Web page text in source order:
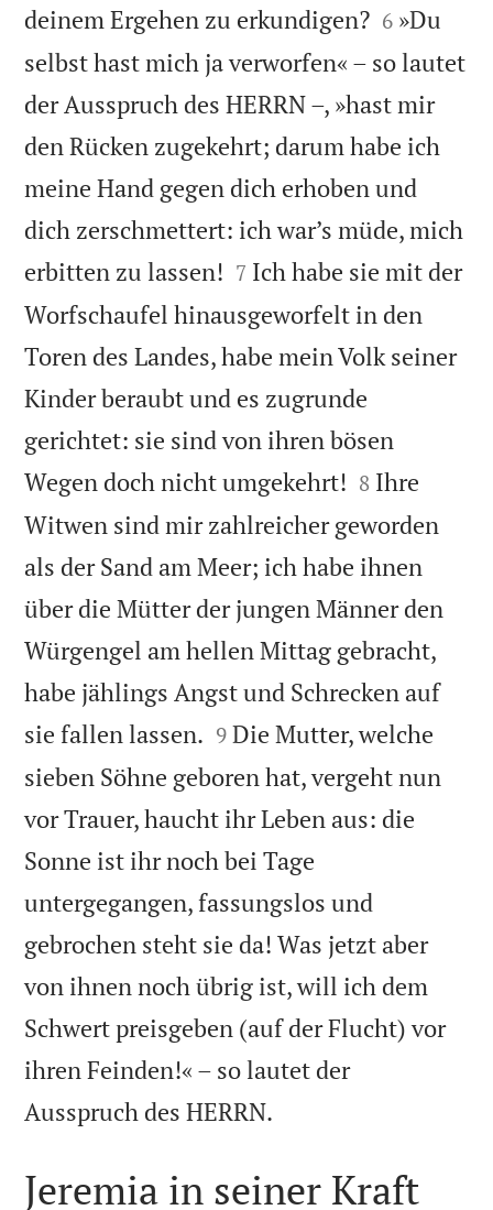
deinem Ergehen zu erkundigen?
6 »Du
selbst hast mich ja verworfen« – so lautet
der Ausspruch des HERRN –, »hast mir
den Rücken zugekehrt; darum habe ich
meine Hand gegen dich erhoben und
dich zerschmettert: ich war’s müde, mich
erbitten zu lassen! 

7 Ich habe sie mit der
Worfschaufel hinausgeworfelt in den
Toren des Landes, habe mein Volk seiner
Kinder beraubt und es zugrunde
gerichtet: sie sind von ihren bösen
Wegen doch nicht umgekehrt! 

8 Ihre
Witwen sind mir zahlreicher geworden
als der Sand am Meer; ich habe ihnen
über die Mütter der jungen Männer den
Würgengel am hellen Mittag gebracht,
habe jählings Angst und Schrecken auf
sie fallen lassen. 

9 Die Mutter, welche
sieben Söhne geboren hat, vergeht nun
vor Trauer, haucht ihr Leben aus: die
Sonne ist ihr noch bei Tage
untergegangen, fassungslos und
gebrochen steht sie da! Was jetzt aber
von ihnen noch übrig ist, will ich dem
Schwert preisgeben (auf der Flucht) vor
ihren Feinden!« – so lautet der
Ausspruch des HERRN.
Jeremia in seiner Kraft